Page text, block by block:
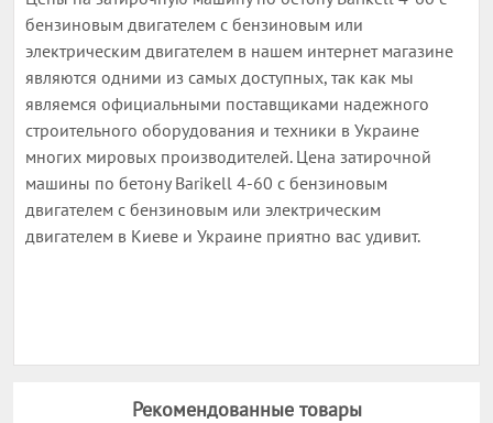
бензиновым двигателем с бензиновым или
электрическим двигателем в нашем интернет магазине
являются одними из самых доступных, так как мы
являемся официальными поставщиками надежного
строительного оборудования и техники в Украине
многих мировых производителей. Цена затирочной
машины по бетону Barikell 4-60 с бензиновым
двигателем с бензиновым или электрическим
двигателем в Киеве и Украине приятно вас удивит.
Рекомендованные товары